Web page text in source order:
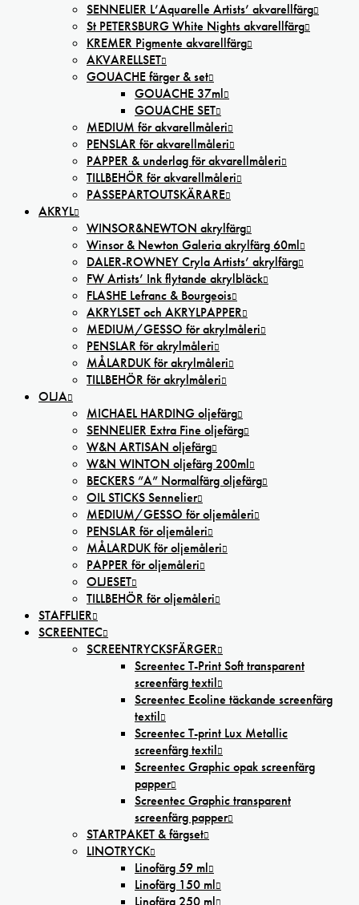
SENNELIER L’Aquarelle Artists’ akvarellfärg
St PETERSBURG White Nights akvarellfärg
KREMER Pigmente akvarellfärg
AKVARELLSET
GOUACHE färger & set
GOUACHE 37ml
GOUACHE SET
MEDIUM för akvarellmåleri
PENSLAR för akvarellmåleri
PAPPER & underlag för akvarellmåleri
TILLBEHÖR för akvarellmåleri
PASSEPARTOUTSKÄRARE
AKRYL
WINSOR&NEWTON akrylfärg
Winsor & Newton Galeria akrylfärg 60ml
DALER-ROWNEY Cryla Artists’ akrylfärg
FW Artists’ Ink flytande akrylbläck
FLASHE Lefranc & Bourgeois
AKRYLSET och AKRYLPAPPER
MEDIUM/GESSO för akrylmåleri
PENSLAR för akrylmåleri
MÅLARDUK för akrylmåleri
TILLBEHÖR för akrylmåleri
OLJA
MICHAEL HARDING oljefärg
SENNELIER Extra Fine oljefärg
W&N ARTISAN oljefärg
W&N WINTON oljefärg 200ml
BECKERS ”A” Normalfärg oljefärg
OIL STICKS Sennelier
MEDIUM/GESSO för oljemåleri
PENSLAR för oljemåleri
MÅLARDUK för oljemåleri
PAPPER för oljemåleri
OLJESET
TILLBEHÖR för oljemåleri
STAFFLIER
SCREENTEC
SCREENTRYCKSFÄRGER
Screentec T-Print Soft transparent
screenfärg textil
Screentec Ecoline täckande screenfärg
textil
Screentec T-print Lux Metallic
screenfärg textil
Screentec Graphic opak screenfärg
papper
Screentec Graphic transparent
screenfärg papper
STARTPAKET & färgset
LINOTRYCK
Linofärg 59 ml
Linofärg 150 ml
Linofärg 250 ml